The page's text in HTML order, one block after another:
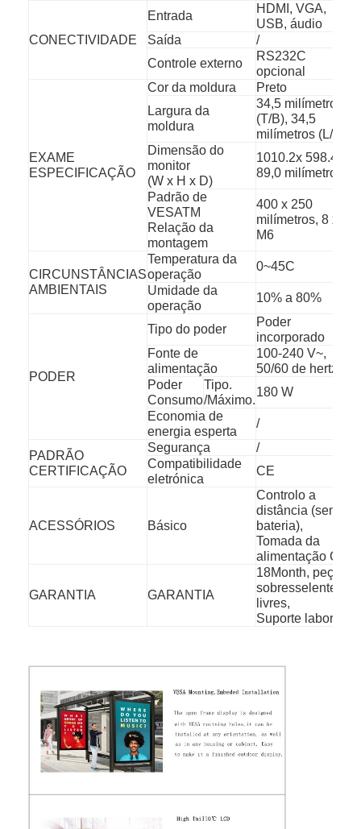
CONECTIVIDADE
Entrada
HDMI, VGA,
USB, áudio
Saída
/
Controle externo
RS232C
opcional
EXAME
ESPECIFICAÇÃO
Cor da moldura
Preto
Largura da
moldura
34,5 milímetros
(T/B), 34,5
milímetros (L/R)
Dimensão do
monitor
(W x H x D)
1010.2x 598.4x
89,0 milímetros
Padrão de
VESATM
Relação da
montagem
400 x 250
milímetros, 8 x
M6
CIRCUNSTÂNCIAS
AMBIENTAIS
Temperatura da
operação
0~45C
Umidade da
operação
10% a 80%
PODER
Tipo do poder
Poder
incorporado
Fonte de
alimentação
100-240 V~,
50/60 de hertz
Poder
Consumo
Tipo.
/Máximo.
180 W
Economia de
energia esperta
/
PADRÃO
CERTIFICAÇÃO
Segurança
/
Compatibilidade
eletrónica
CE
ACESSÓRIOS Básico
Controlo a
distância (sem a
bateria),
Tomada da
alimentação CA
GARANTIA GARANTIA
18Month, peças
sobresselentes
livres,
Suporte laboral